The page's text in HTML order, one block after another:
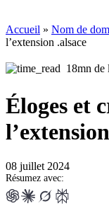
Accueil » Nom de
l’extension .alsace
18mn de
Éloges et
08 juillet 2024
Résumez avec: